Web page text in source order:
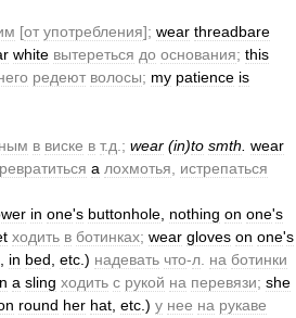
[от употребления]; wear threadbare
white вытереться до основания; this
редеют волосы; my patience is
в виске в т.д .; wear (in)to smth wear
a лохмотья
истрепаться
in one's buttonhole nothing on one's
ходить в ботинках; wear gloves on one's
in bed etc .) надевать что-л на ботинки
a sling ходить с рукой на перевязи; she
round her hat etc .) у нее на рукаве